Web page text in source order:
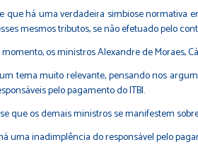
que há uma verdadeira simbiose normativa
mesmos tributos, se não efetuado pelo
os ministros Alexandre de Moraes,
tema muito relevante, pensando nos
pelo pagamento do ITBI.
que os demais ministros se manifestem
uma inadimplência do responsável pelo